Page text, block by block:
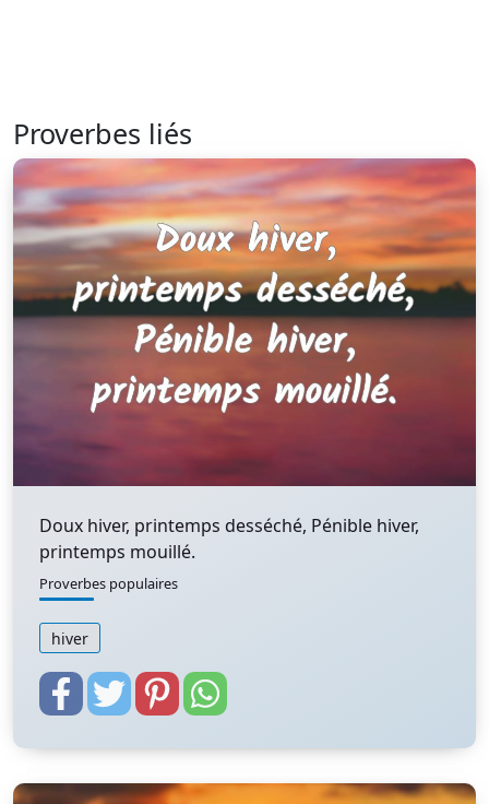
Proverbes liés
Doux hiver, printemps desséché, Pénible hiver,
printemps mouillé.
Proverbes populaires
hiver